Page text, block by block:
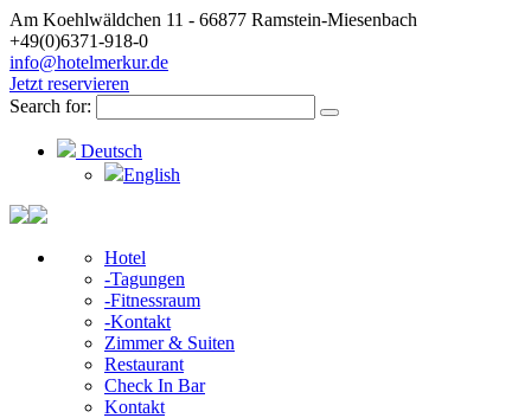
Am Koehlwäldchen 11 - 66877 Ramstein-Miesenbach
+49(0)6371-918-0
info@hotelmerkur.de
Jetzt reservieren
Search for:
Deutsch
English
Hotel
-Tagungen
-Fitnessraum
-Kontakt
Zimmer & Suiten
Restaurant
Check In Bar
Kontakt